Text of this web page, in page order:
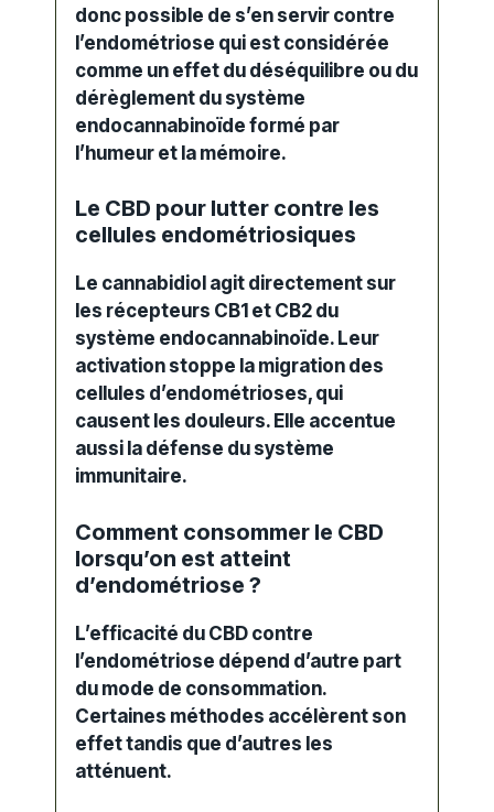
donc possible de s’en servir contre
l’endométriose qui est considérée
comme un effet du déséquilibre ou du
dérèglement du système
endocannabinoïde formé par
l’humeur et la mémoire.
Le CBD pour lutter contre les
cellules endométriosiques
Le cannabidiol agit directement sur
les récepteurs CB1 et CB2 du
système endocannabinoïde. Leur
activation stoppe la migration des
cellules d’endométrioses, qui
causent les douleurs. Elle accentue
aussi la défense du système
immunitaire.
Comment consommer le CBD
lorsqu’on est atteint
d’endométriose ?
L’efficacité du CBD contre
l’endométriose dépend d’autre part
du mode de consommation.
Certaines méthodes accélèrent son
effet tandis que d’autres les
atténuent.